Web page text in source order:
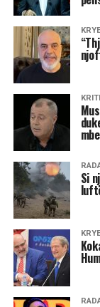
si në jetën
profesionale.
Më poshtë
konsiderohen
Akrepi
I njohur për
shpesh
tejkaluar,
nga të tjerët.
Luani
Luanët kanë
admirim. Kur
ndjenja e
shpesh